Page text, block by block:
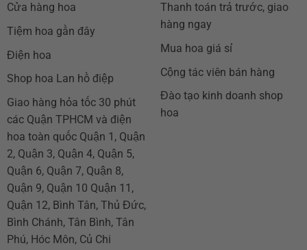
Cửa hàng hoa
Tiệm hoa gần đây
Điện hoa
Shop hoa Lan hồ điệp
Giao hàng hỏa tốc 30 phút
các Quận TPHCM và điện
hoa toàn quốc Quận 1, Quận
2, Quận 3, Quận 4, Quận 5,
Quận 6, Quận 7, Quận 8,
Quận 9, Quận 10 Quận 11,
Quận 12, Bình Tân, Thủ Đức,
Bình Chánh, Tân Bình, Tân
Phú, Hóc Môn, Củ Chi
Thanh toán trả trước, giao
hàng ngay
Mua hoa giá sỉ
Cộng tác viên bán hàng
Đào tạo kinh doanh shop
hoa